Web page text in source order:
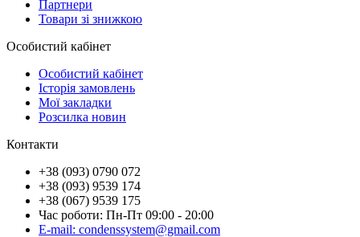
Партнери
Товари зі знижкою
Особистий кабінет
Особистий кабінет
Історія замовлень
Мої закладки
Розсилка новин
Контакти
+38 (093) 0790 072
+38 (093) 9539 174
+38 (067) 9539 175
Час роботи: Пн-Пт 09:00 - 20:00
E-mail: condenssystem@gmail.com